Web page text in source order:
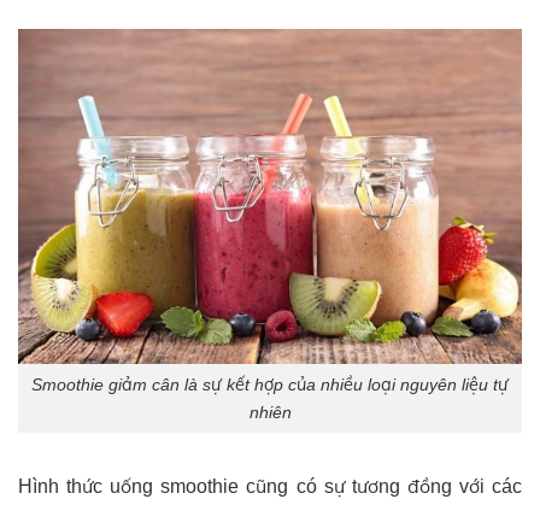
Smoothie giảm cân là sự kết hợp của nhiều loại nguyên liệu tự
nhiên
Hình thức uống smoothie cũng có sự tương đồng với các